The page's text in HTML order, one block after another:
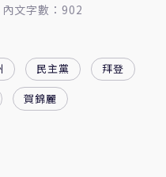
內文字數：902
民主黨
拜登
賀錦麗